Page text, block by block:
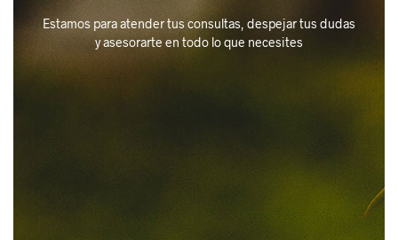
Estamos para atender tus consultas, despejar tus dudas
y asesorarte en todo lo que necesites